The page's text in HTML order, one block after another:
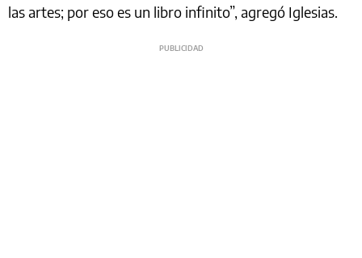
las artes; por eso es un libro infinito”, agregó Iglesias.